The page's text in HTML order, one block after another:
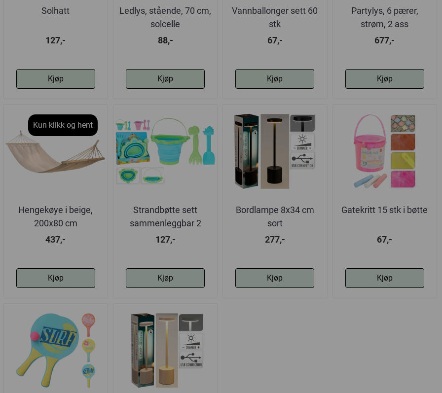
Solhatt
127,-
Kjøp
Ledlys, stående, 70 cm,
solcelle
88,-
Kjøp
Vannballonger sett 60
stk
67,-
Kjøp
Partylys, 6 pærer,
strøm, 2 ass
677,-
Kjøp
Kun klikk og hent
Hengekøye i beige,
200x80 cm
437,-
Kjøp
Strandbøtte sett
sammenleggbar 2
varianter
127,-
Kjøp
Bordlampe 8x34 cm
sort
277,-
Kjøp
Gatekritt 15 stk i bøtte
67,-
Kjøp